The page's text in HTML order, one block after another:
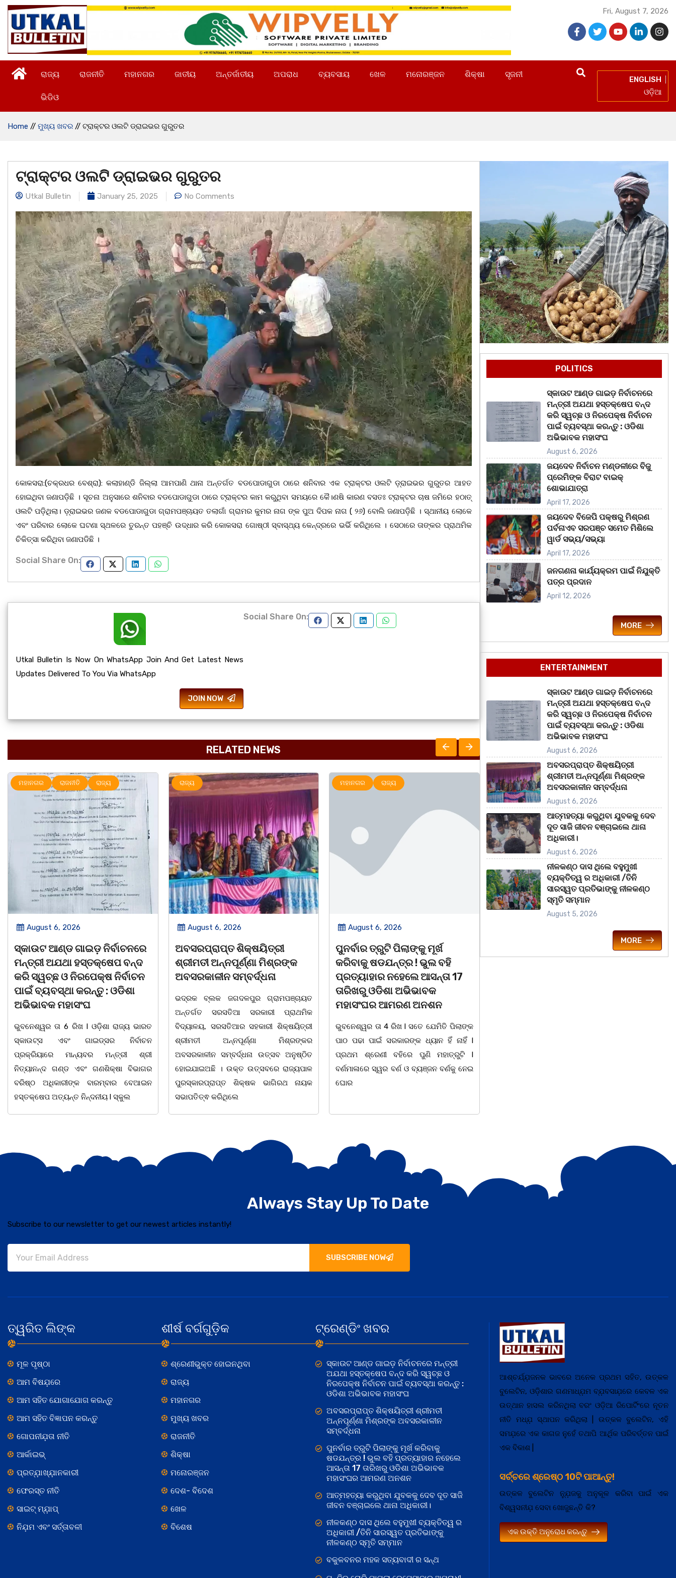
Fri, August 7, 2026
ରାଜ୍ୟ ରାଜନୀତି ମହାନଗର ଜାତୀୟ ଅନ୍ତର୍ଜାତୀୟ ଅପରାଧ ବ୍ୟବସାୟ ଖେଳ ମନୋରଞ୍ଜନ ଶିକ୍ଷା ସୃଜନୀ
ଭିଡିଓ
ENGLISH
ଓଡ଼ିଆ
Home // ମୁଖ୍ୟ ଖବର // ଟ୍ରାକ୍ଟର ଓଲଟି ଡ୍ରାଇଭର ଗୁରୁତର
ଟ୍ରାକ୍ଟର ଓଲଟି ଡ୍ରାଇଭର ଗୁରୁତର
Utkal Bulletin January 25, 2025 No Comments
କୋକସରା:(ଚକ୍ରଧର ବେଶ୍ରା): କଲାହାଣ୍ଡି ଜିଲ୍ଲା ଆମପାଣି ଥାନା ଅନ୍ତର୍ଗତ ବଡପୋଡାଗୁଡା ଠାରେ ଶନିବାର ଏକ ଟ୍ରାକ୍ଟର ଓଲଟି ଡ଼୍ରାଇଭର ଗୁରୁତର ଆହତ
ହୋଇଥିବା ଜଣାପଡ଼ିଛି । ସୂଚନା ଅନୁସାରେ ଶନିବାର ବଡପୋଡାଗୁଡା ଠାରେ ଟ୍ରାକ୍ଟର କାମ କରୁଥିବା ସମୟରେ କୈ।ଣଷି କାରଣ ବସତଃ ଟ୍ରାକ୍ଟର ଚାଷ ଜମିରେ ହଠାତ୍
ଓଲଟି ପଡ଼ିଥିଲା। ଡ଼୍ରାଇଭର ଜଣକ ବଡପୋଡାଗୁଡା ଗ୍ରାମପଞ୍ଚାୟତ ତଲାଗାଁ ଗ୍ରାମର କୁମର ନାଗ ଙ୍କ ପୁଅ ଦିପକ ନାଗ ( ୨୬) ବୋଲି ଜଣାପଡ଼ିଛି । ସ୍ଥାନୀୟ ଲୋକେ
ଏବଂ ପରିବାର ଲୋକେ ଘଟଣା ସ୍ଥଳରେ ତୁରନ୍ତ ପହଞ୍ଚି ଉଦ୍ଧାର କରି କୋକସରା ଗୋଷ୍ଠୀ ସ୍ବାସ୍ଥ୍ୟ କେନ୍ଦ୍ରରେ ଭର୍ଭି କରିଥିଲେ । ସେଠାରେ ତାଙ୍କର ପ୍ରାଥମିକ
ଚିକିତ୍ସା କରିଥିବା ଜଣାପଡିଛି ।
Social Share On:
Utkal Bulletin Is Now On WhatsApp Join And Get Latest News
Updates Delivered To You Via WhatsApp
JOIN NOW
Social Share On:
RELATED NEWS
ରାଜ୍ୟ
August 6, 2026
ଅବସରପ୍ରାପ୍ତ ଶିକ୍ଷୟିତ୍ରୀ
ଶ୍ରୀମତୀ ଅନ୍ନପୂର୍ଣ୍ଣା ମିଶ୍ରଙ୍କ
ଅବସରକାଳୀନ ସମ୍ବର୍ଦ୍ଧନା
ଭଦ୍ରକ ବ୍ଲକ ଜଗଦଳପୁର ଗ୍ରାମପଞ୍ଚାୟତ
ବିଦ୍ୟାଳୟ, ସରସତିଆର ସହକାରୀ ଶିକ୍ଷୟିତ୍ରୀ
ଶ୍ରୀମତୀ ଅନ୍ନପୂର୍ଣ୍ଣା ମିଶ୍ରଙ୍କର
ଅବସରକାଳୀନ ସମ୍ବର୍ଦ୍ଧନା ଉତ୍ସବ ଅନୁଷ୍ଠିତ
ହୋଇଯାଇଅଛି । ଉକ୍ତ ଉତ୍ସବରେ ରାଜ୍ୟପାଳ
ପୁରସ୍କାରପ୍ରାପ୍ତ ଶିକ୍ଷକ ଭାଗିରଥ ନାୟକ
ସଭାପତିତ୍ଵ କରିଥିଲେ
ମହାନଗର ରାଜ୍ୟ
August 6, 2026
ପୁନର୍ବାର ତ୍ରୁଟି ପିଲାଙ୍କୁ ମୂର୍ଖ
କରିବାକୁ ଷଡଯନ୍ତ୍ର ! ଭୁଲ ବହି
ପ୍ରତ୍ୟାହାର ନହେଲେ ଆସନ୍ତା 17
ମହାସଂଘର ଆମରଣ ଅନଶନ
ଭୁବନେଶ୍ୱର ତା 4 ରିଖ l ସତେ ଯେମିତି ପିଲାଙ୍କ
ପାଠ ପଢା ପାଇଁ ସରକାରଙ୍କ ଧ୍ୟାନ ହିଁ ନାହିଁ l
ପ୍ରଥମ ଶ୍ରେଣୀ ବହିରେ ପୁଣି ମହାତ୍ରୁଟି l
ବର୍ଣମାଳାରେ ସ୍ୱର ବର୍ଣ ଓ ବ୍ୟଞ୍ଜନ ବର୍ଣକୁ ନେଇ
ଘୋର
ଅପରାଧ ରାଜ୍ୟ
August 6, 2026
ଆତ୍ମହତ୍ୟା କରୁଥିବା ଯୁବକକୁ ଦେବ
ଦୂତ ସାଜି ଜୀବନ ବଞ୍ଚାଇଲେ ଥାନା
ଅଧିକାରୀ।
ବାଲିଅନ୍ତା, ୦୫/୦୮(ଗୋବର୍ଦ୍ଧନ ଦାସ):
ଅଧିକାରୀ ମାନେ ଏବେ ଦାୟିତ୍ଵବାନ ହେବାସହ
ବିଭିନ୍ନ ଘଟଣାର ତତକ୍ଷଣାତ୍ ଅଭିଯୋଗ ପାଇବା
ମାତ୍ରେ ତଦନ୍ତ ଆରମ୍ଭ କରୁଛି ପୁଲିସ । ଯାହାର
ଉଦାହରଣ ଦେଖିବାକୁ ମିଳିଛି ଧଉଳି ଥାନାରେ।
ମହାନଗର ରାଜ୍ୟ
ନୀଳକଣ୍ଠ ଦାସ ଥିଲେ ବହୁମୁଖୀ
POLITICS
ସ୍କାଉଟ ଆଣ୍ଡ ଗାଇଡ଼ ନିର୍ବାଚନରେ
ମନ୍ତ୍ରୀ ଅଯଥା ହସ୍ତକ୍ଷେପ ବନ୍ଦ
କରି ସ୍ୱଚ୍ଛ ଓ ନିରପେକ୍ଷ ନିର୍ବାଚନ
ପାଇଁ ବ୍ୟବସ୍ଥା କରନ୍ତୁ : ଓଡିଶା
ଅଭିଭାବକ ମହାସଂଘ
August 6, 2026
ଜୟଦେବ ନିର୍ବାଚନ ମଣ୍ଡଳୀରେ ବିଜୁ
ପ୍ରେମିଙ୍କ ବିରାଟ ବାଇକ୍
ଶୋଭାଯାତ୍ରା
April 17, 2026
ଜୟଦେବ ବିଜେପି ପକ୍ଷରୁ ମିଶ୍ରଣ
ପର୍ବନାଏବ ସରପଞ୍ଚ ସମେତ ମିଶିଲେ
ୱାର୍ଡ ସଭ୍ୟ/ସଭ୍ୟା
April 17, 2026
ଜନଗଣନା କାର୍ଯ୍ୟକ୍ରମ ପାଇଁ ନିଯୁକ୍ତି
ପତ୍ର ପ୍ରଦାନ
April 12, 2026
MORE
ENTERTAINMENT
ସ୍କାଉଟ ଆଣ୍ଡ ଗାଇଡ଼ ନିର୍ବାଚନରେ
ମନ୍ତ୍ରୀ ଅଯଥା ହସ୍ତକ୍ଷେପ ବନ୍ଦ
କରି ସ୍ୱଚ୍ଛ ଓ ନିରପେକ୍ଷ ନିର୍ବାଚନ
ପାଇଁ ବ୍ୟବସ୍ଥା କରନ୍ତୁ : ଓଡିଶା
ଅଭିଭାବକ ମହାସଂଘ
August 6, 2026
ଅବସରପ୍ରାପ୍ତ ଶିକ୍ଷୟିତ୍ରୀ
ଶ୍ରୀମତୀ ଅନ୍ନପୂର୍ଣ୍ଣା ମିଶ୍ରଙ୍କ
ଅବସରକାଳୀନ ସମ୍ବର୍ଦ୍ଧନା
August 6, 2026
ଆତ୍ମହତ୍ୟା କରୁଥିବା ଯୁବକକୁ ଦେବ
ଦୂତ ସାଜି ଜୀବନ ବଞ୍ଚାଇଲେ ଥାନା
ଅଧିକାରୀ।
August 6, 2026
ନୀଳକଣ୍ଠ ଦାସ ଥିଲେ ବହୁମୁଖୀ
ବ୍ୟକ୍ତିତ୍ୱ ର ଅଧିକାରୀ /ତିନି
ସାରସ୍ୱତ ପ୍ରତିଭାଙ୍କୁ ନୀଳକଣ୍ଠ
ସ୍ମୃତି ସମ୍ମାନ
August 5, 2026
MORE
Always Stay Up To Date
Subscribe to our newsletter to get our newest articles instantly!
SUBSCRIBE NOW
ତ୍ୱରିତ ଲିଙ୍କ
ମୂଳ ପୃଷ୍ଠା
ଆମ ବିଷଯ଼ରେ
ଆମ ସହିତ ଯୋଗାଯୋଗ କରନ୍ତୁ
ଆମ ସହିତ ବିଜ୍ଞାପନ କରନ୍ତୁ
ଗୋପନୀଯ଼ତା ନୀତି
ଆର୍କାଇଭ୍
ପ୍ରତ୍ଯ଼ାଖ୍ଯ଼ାନକାରୀ
ଫେରସ୍ତ ନୀତି
ସାଇଟ୍ ମ୍ଯ଼ାପ୍
ନିଯ଼ମ ଏବଂ ସର୍ତ୍ତାବଳୀ
ଶୀର୍ଷ ବର୍ଗଗୁଡ଼ିକ
ଶ୍ରେଣୀଭୁକ୍ତ ହୋଇନଥିବା
ରାଜ୍ୟ
ମହାନଗର
ମୁଖ୍ୟ ଖବର
ରାଜନୀତି
ଶିକ୍ଷା
ମନୋରଞ୍ଜନ
ଦେଶ- ବିଦେଶ
ଖେଳ
ବିଶେଷ
ଟ୍ରେଣ୍ଡିଂ ଖବର
ସ୍କାଉଟ ଆଣ୍ଡ ଗାଇଡ଼ ନିର୍ବାଚନରେ ମନ୍ତ୍ରୀ
ଅଯଥା ହସ୍ତକ୍ଷେପ ବନ୍ଦ କରି ସ୍ୱଚ୍ଛ ଓ
ନିରପେକ୍ଷ ନିର୍ବାଚନ ପାଇଁ ବ୍ୟବସ୍ଥା କରନ୍ତୁ :
ଓଡିଶା ଅଭିଭାବକ ମହାସଂଘ
ଅବସରପ୍ରାପ୍ତ ଶିକ୍ଷୟିତ୍ରୀ ଶ୍ରୀମତୀ
ଅନ୍ନପୂର୍ଣ୍ଣା ମିଶ୍ରଙ୍କ ଅବସରକାଳୀନ
ସମ୍ବର୍ଦ୍ଧନା
ପୁନର୍ବାର ତ୍ରୁଟି ପିଲାଙ୍କୁ ମୂର୍ଖ କରିବାକୁ
ଷଡଯନ୍ତ୍ର ! ଭୁଲ ବହି ପ୍ରତ୍ୟାହାର ନହେଲେ
ଆସନ୍ତା 17 ତାରିଖରୁ ଓଡିଶା ଅଭିଭାବକ
ମହାସଂଘର ଆମରଣ ଅନଶନ
ଆତ୍ମହତ୍ୟା କରୁଥିବା ଯୁବକକୁ ଦେବ ଦୂତ ସାଜି
ଜୀବନ ବଞ୍ଚାଇଲେ ଥାନା ଅଧିକାରୀ।
ନୀଳକଣ୍ଠ ଦାସ ଥିଲେ ବହୁମୁଖୀ ବ୍ୟକ୍ତିତ୍ୱ ର
ଅଧିକାରୀ /ତିନି ସାରସ୍ୱତ ପ୍ରତିଭାଙ୍କୁ
ନୀଳକଣ୍ଠ ସ୍ମୃତି ସମ୍ମାନ
ବକୁଳବନର ମହକ ସତ୍ୟବାଦୀ ର ସନ୍ଥ
ଆଶ୍ଚର୍ଯ୍ଯ଼ଜନକ ଭାବରେ ଅନେକ ପ୍ରଥମ ସହିତ, ଉତ୍କଳ
ବୁଲେଟିନ, ଓଡ଼ିଶାର ଗଣମାଧ୍ଯ଼ମ ବ୍ଯ଼ବସାଯ଼ରେ କେବଳ ଏକ
ଉତ୍ଥାନ ହାସଲ କରିନଥିଲା ବରଂ ଓଡ଼ିଆ ରିପୋର୍ଟିଂରେ ନୂତନ
ନୀତି ମଧ୍ଯ଼ ସ୍ଥାପନ କରିଥିଲା | ଉତ୍କଳ ବୁଲେଟିନ, ଏହି
ସମଯ଼ରେ ଏକ କାଗଜ ନୁହେଁ ତଥାପି ଆର୍ଥିକ ପରିବର୍ତ୍ତନ ପାଇଁ
ଏକ ବିକାଶ |
ସର୍ଚ୍ଚରେ ଶ୍ରେଷ୍ଠ 10ଟି ପାଆନ୍ତୁ!
ଉତ୍କଳ ବୁଲେଟିନ ନ୍ଯ଼ୁଜକୁ ଅନୁକୂଳ କରିବା ପାଇଁ ଏକ
ବିଶ୍ୱସନୀଯ଼ ସେବା ଖୋଜୁଛନ୍ତି କି?
ଏକ ଉକ୍ତି ଅନୁରୋଧ କରନ୍ତୁ